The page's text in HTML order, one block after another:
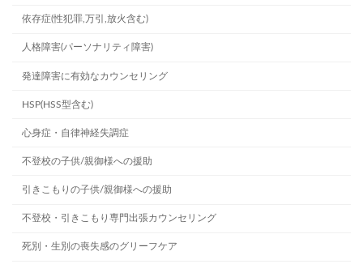
依存症(性犯罪,万引,放火含む)
人格障害(パーソナリティ障害)
発達障害に有効なカウンセリング
HSP(HSS型含む)
心身症・自律神経失調症
不登校の子供/親御様への援助
引きこもりの子供/親御様への援助
不登校・引きこもり専門出張カウンセリング
死別・生別の喪失感のグリーフケア